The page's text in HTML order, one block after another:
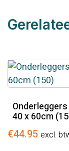
40 x 60cm
€44.95 excl.